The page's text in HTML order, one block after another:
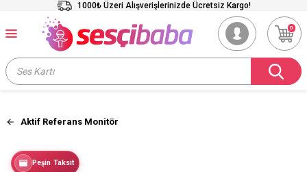
1000₺ Üzeri Alışverişlerinizde Ücretsiz Kargo!
0
Aktif Referans Monitör
Peşin Taksit